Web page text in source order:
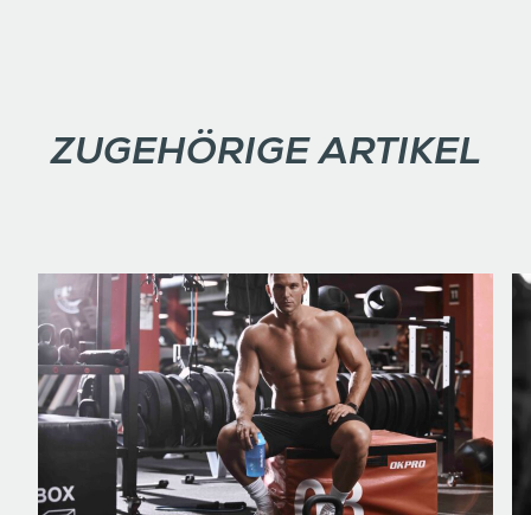
ZUGEHÖRIGE ARTIKEL